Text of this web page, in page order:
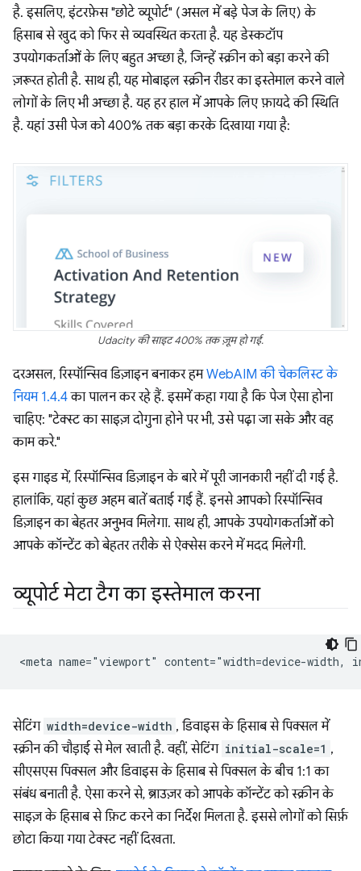
है. इसलिए, इंटरफ़ेस "छोटे व्यूपोर्ट" (असल में बड़े पेज के लिए) के
हिसाब से खुद को फिर से व्यवस्थित करता है. यह डेस्कटॉप
उपयोगकर्ताओं के लिए बहुत अच्छा है, जिन्हें स्क्रीन को बड़ा करने की
ज़रूरत होती है. साथ ही, यह मोबाइल स्क्रीन रीडर का इस्तेमाल करने वाले
लोगों के लिए भी अच्छा है. यह हर हाल में आपके लिए फ़ायदे की स्थिति
है. यहां उसी पेज को 400% तक बड़ा करके दिखाया गया है:
Udacity की साइट 400% तक ज़ूम हो गई.
दरअसल, रिस्पॉन्सिव डिज़ाइन बनाकर हमWebAIM की चेकलिस्ट के
नियम 1.4.4का पालन कर रहे हैं. इसमें कहा गया है कि पेज ऐसा होना
चाहिए: "टेक्स्ट का साइज़ दोगुना होने पर भी, उसे पढ़ा जा सके और वह
काम करे."
इस गाइड में, रिस्पॉन्सिव डिज़ाइन के बारे में पूरी जानकारी नहीं दी गई है.
हालांकि, यहां कुछ अहम बातें बताई गई हैं. इनसे आपको रिस्पॉन्सिव
डिज़ाइन का बेहतर अनुभव मिलेगा. साथ ही, आपके उपयोगकर्ताओं को
आपके कॉन्टेंट को बेहतर तरीके से ऐक्सेस करने में मदद मिलेगी.
व्यूपोर्ट मेटा टैग का इस्तेमाल करना
सेटिंग width=device-width , डिवाइस के हिसाब से पिक्सल में
स्क्रीन की चौड़ाई से मेल खाती है. वहीं, सेटिंग initial-scale=1 ,
सीएसएस पिक्सल और डिवाइस के हिसाब से पिक्सल के बीच 1:1 का
संबंध बनाती है. ऐसा करने से, ब्राउज़र को आपके कॉन्टेंट को स्क्रीन के
साइज़ के हिसाब से फ़िट करने का निर्देश मिलता है. इससे लोगों को सिर्फ़
छोटा किया गया टेक्स्ट नहीं दिखता.